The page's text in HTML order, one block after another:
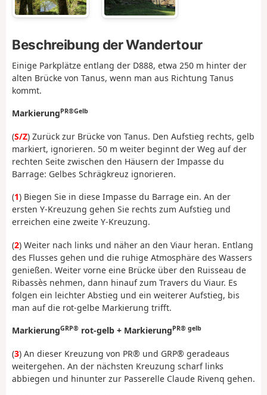
Beschreibung der Wandertour
Einige Parkplätze entlang der D888, etwa 250 m hinter der
alten Brücke von Tanus, wenn man aus Richtung Tanus
kommt.
MarkierungPR®Gelb
(S/Z) Zurück zur Brücke von Tanus. Den Aufstieg rechts, gelb
markiert, ignorieren. 50 m weiter beginnt der Weg auf der
rechten Seite zwischen den Häusern der Impasse du
Barrage: Gelbes Schrägkreuz ignorieren.
(1) Biegen Sie in diese Impasse du Barrage ein. An der
ersten Y-Kreuzung gehen Sie rechts zum Aufstieg und
erreichen eine zweite Y-Kreuzung.
(2) Weiter nach links und näher an den Viaur heran. Entlang
des Flusses gehen und die ruhige Atmosphäre des Wassers
genießen. Weiter vorne eine Brücke über den Ruisseau de
Ribassès nehmen, dann hinauf zum Travers du Viaur. Es
folgen ein leichter Abstieg und ein weiterer Aufstieg, bis
man auf die rot-gelbe Markierung trifft.
MarkierungGRP® rot-gelb + MarkierungPR® gelb
(3) An dieser Kreuzung von PR® und GRP® geradeaus
weitergehen. An der nächsten Kreuzung scharf links
abbiegen und hinunter zur Passerelle Claude Rivenq gehen.